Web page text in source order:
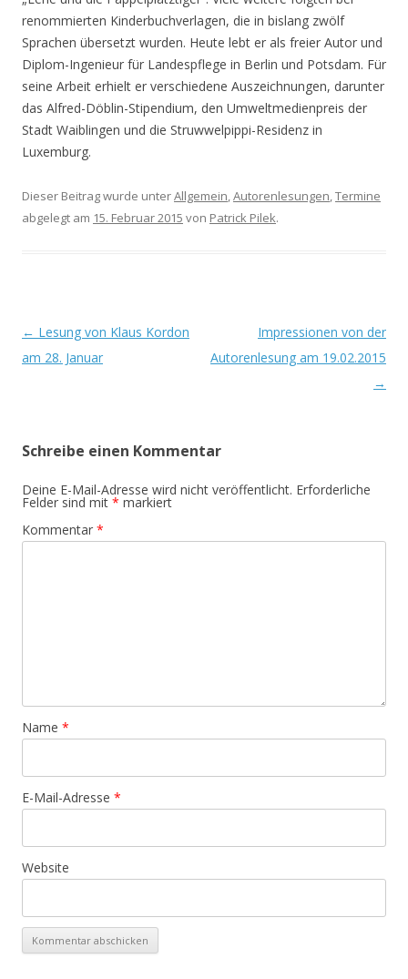
renommierten Kinderbuchverlagen, die in bislang zwölf
Sprachen übersetzt wurden. Heute lebt er als freier Autor und
Diplom-Ingenieur für Landespflege in Berlin und Potsdam. Für
seine Arbeit erhielt er verschiedene Auszeichnungen, darunter
das Alfred-Döblin-Stipendium, den Umweltmedienpreis der
Stadt Waiblingen und die Struwwelpippi-Residenz in
Luxemburg.
Dieser Beitrag wurde unterAllgemein,Autorenlesungen,Termine
abgelegt am 15. Februar 2015 von Patrick Pilek.
Beitrags-
Navigation
← Lesung von Klaus Kordon
am 28. Januar
Impressionen von der
Autorenlesung am 19.02.2015
→
Schreibe einen Kommentar
Deine E-Mail-Adresse wird nicht veröffentlicht. Erforderliche
Felder sind mit * markiert
Kommentar *
Name *
E-Mail-Adresse *
Website